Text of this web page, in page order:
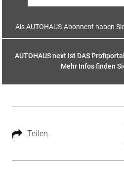
Als AUTOHAUS-Abonnent haben
AUTOHAUS next ist DAS
Mehr Infos finden
Teilen